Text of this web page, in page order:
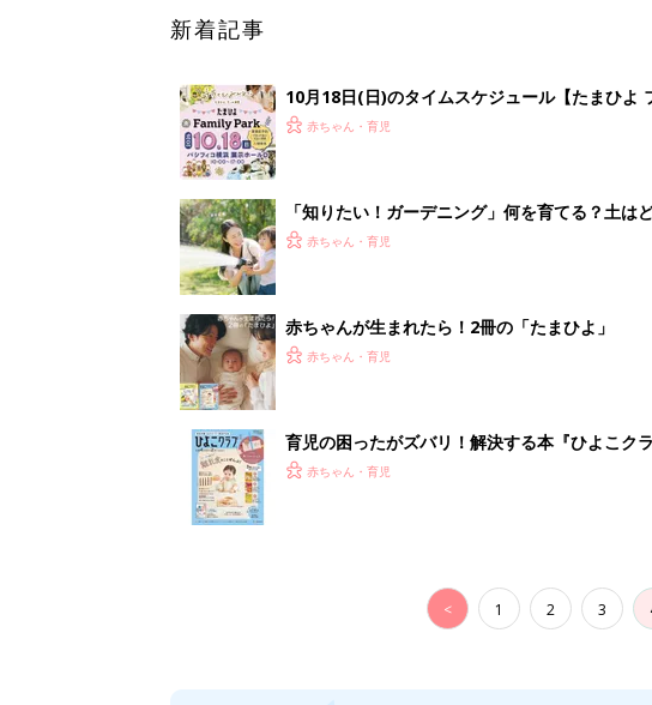
新着記事
10月18日(日)のタイムスケジュール【たまひよ
赤ちゃん・育児
「知りたい！ガーデニング」何を育てる？土は
赤ちゃん・育児
赤ちゃんが生まれたら！2冊の「たまひよ」
赤ちゃん・育児
育児の困ったがズバリ！解決する本『ひよこ
つ情報がいっぱい！
赤ちゃん・育児
< 1 2 3